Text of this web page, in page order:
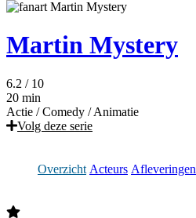
Martin Mystery
6.2 / 10
20 min
Actie / Comedy / Animatie
Volg deze serie
Overzicht Acteurs Afleveringen